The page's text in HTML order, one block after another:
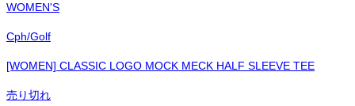
WOMEN'S
Cph/Golf
[WOMEN] CLASSIC LOGO MOCK MECK HALF SLEEVE TEE
売り切れ